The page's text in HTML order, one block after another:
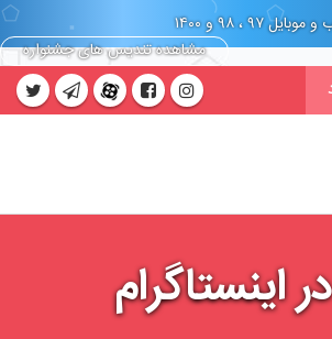
۹۷ ، ۹۸ و ۱۴۰۰
مشاهده تندیس های جشنواره
اینستاگرام